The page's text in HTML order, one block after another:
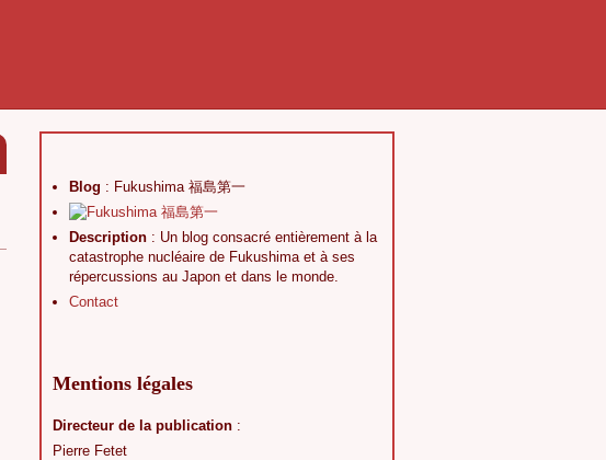
Blog : Fukushima 福島第一
Description : Un blog consacré entièrement à la
catastrophe nucléaire de Fukushima et à ses
répercussions au Japon et dans le monde.
Contact
Mentions légales
Directeur de la publication :
Pierre Fetet